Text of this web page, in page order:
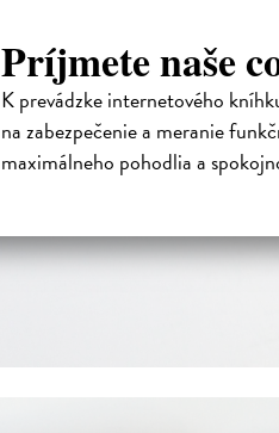
Príjmete naše
K prevádzke internetového
na zabezpečenie a meranie
maximálneho pohodlia a